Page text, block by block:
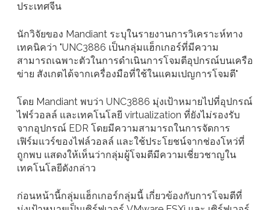
ประเทศจีน
นักวิจัยของ Mandiant ระบุในรายงานการวิเคราะห์ทาง
เทคนิคว่า "UNC3886 เป็นกลุ่มแฮ็กเกอร์ที่มีความ
สามารถเฉพาะตัวในการดำเนินการโจมตีอุปกรณ์บนเครือ
ข่าย สังเกตได้จากเครื่องมือที่ใช้ในแคมเปญการโจมตี"
โดย Mandiant พบว่า UNC3886 มุ่งเป้าหมายไปที่อุปกรณ์
ไฟร์วอลล์ และเทคโนโลยี virtualization ที่ยังไม่รองรับ
จากอุปกรณ์ EDR โดยมีความสามารถในการจัดการ
เฟิร์มแวร์ของไฟล์วอลล์ และใช้ประโยชน์จากช่องโหว่ที่
ถูกพบ แสดงให้เห็นว่ากลุ่มผู้โจมตีมีความเชี่ยวชาญใน
เทคโนโลยีดังกล่าว
ก่อนหน้านี้กลุ่มแฮ็กเกอร์กลุ่มนี้ เกี่ยวข้องกับการโจมตีที่